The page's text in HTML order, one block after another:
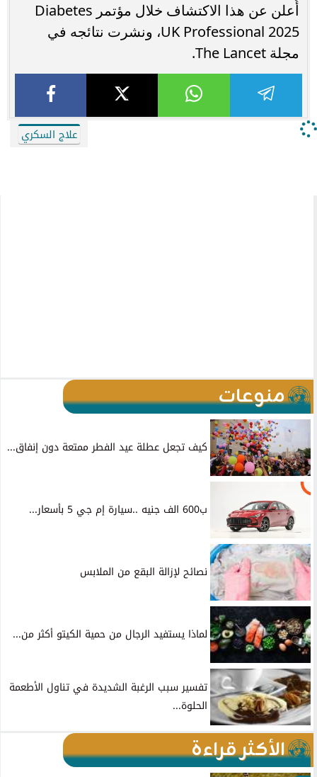
أُعلن عن هذا الاكتشاف خلال مؤتمر Diabetes
UK Professional 2025، ونشرت نتائجه في
مجلة The Lancet.
علاج السكري
منوعات
كيف تجعل عطلة عيد الفطر ممتعة دون إنفاق...
ب600 الف جنيه ..سيارة إم جي 5 بأسعار...
نصائح لإزالة البقع من الملابس
لماذا يستفيد الرجال من حمية الكيتو أكثر من...
تفسير سبب الرغبة الشديدة في تناول الأطعمة
الحلوة...
الأكثر قراءة